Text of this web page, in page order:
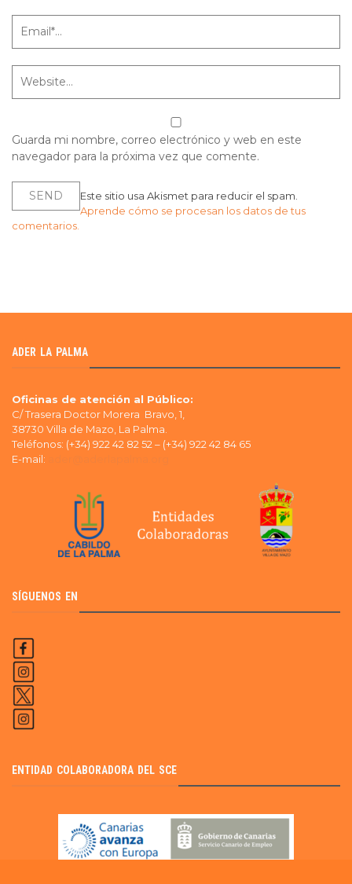
Guarda mi nombre, correo electrónico y web en este
navegador para la próxima vez que comente.
Este sitio usa Akismet para reducir el spam.
Aprende cómo se procesan los datos de tus
comentarios.
ADER LA PALMA
Oficinas de atención al Público:
C/ Trasera Doctor Morera Bravo, 1,
38730 Villa de Mazo, La Palma.
Teléfonos: (+34) 922 42 82 52 – (+34) 922 42 84 65
E-mail:
SÍGUENOS EN
ENTIDAD COLABORADORA DEL SCE